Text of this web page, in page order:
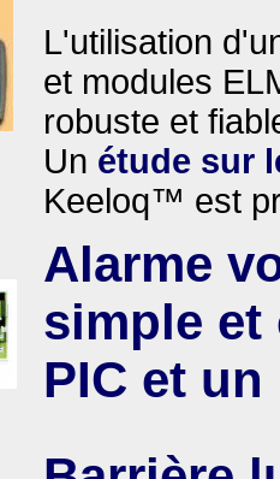
L'utilisation
et modules
robuste et
Un étude sur
Keeloq™ est
Alarme
simple et
PIC et